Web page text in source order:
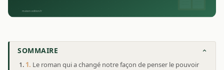
SOMMAIRE
Le roman qui a changé notre façon de penser le pouvoir